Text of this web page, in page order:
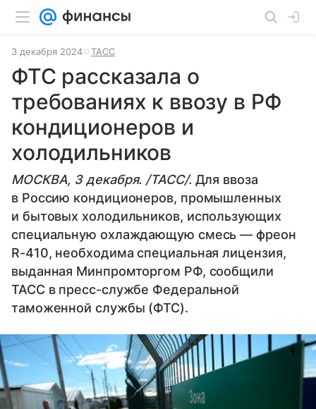
3 декабря 2024 ТАСС
ФТС рассказала о
требованиях к ввозу в РФ
кондиционеров и
холодильников
МОСКВА, 3 декабря. /ТАСС/. Для ввоза
в Россию кондиционеров, промышленных
и бытовых холодильников, использующих
специальную охлаждающую смесь — фреон
R-410, необходима специальная лицензия,
выданная Минпромторгом РФ, сообщили
ТАСС в пресс-службе Федеральной
таможенной службы (ФТС).